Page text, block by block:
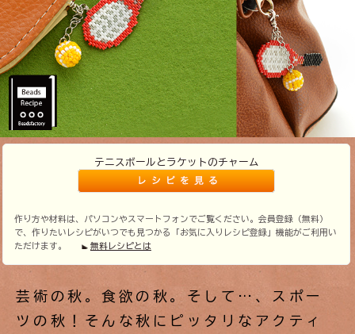
テニスボールとラケットのチャーム
作り方や材料は、パソコンやスマートフォンでご覧ください。会員登録（無料）
で、作りたいレシピがいつでも見つかる「お気に入りレシピ登録」機能がご利用い
ただけます。
無料レシピとは
芸術の秋。食欲の秋。そして…、スポー
ツの秋！そんな秋にピッタリなアクティ